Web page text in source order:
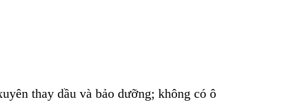
thay dầu và bảo dưỡng; không có ô